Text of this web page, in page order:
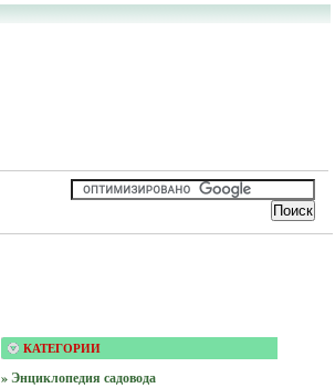
КАТЕГОРИИ
» Энциклопедия садовода